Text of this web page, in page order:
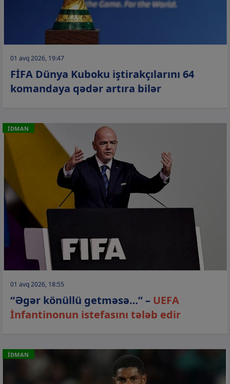
01 avq 2026, 19:47
FİFA Dünya Kuboku iştirakçılarını 64
komandaya qədər artıra bilər
İDMAN
01 avq 2026, 18:55
“Əgər könüllü getməsə…” – UEFA
İnfantinonun istefasını tələb edir
İDMAN